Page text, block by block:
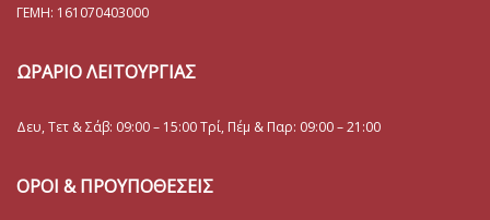
ΓΕΜΗ: 161070403000
ΩΡΑΡΙΟ ΛΕΙΤΟΥΡΓΙΑΣ
Δευ, Τετ & Σάβ: 09:00 – 15:00 Τρί, Πέμ & Παρ: 09:00 – 21:00
ΟΡΟΙ & ΠΡΟΥΠΟΘΕΣΕΙΣ